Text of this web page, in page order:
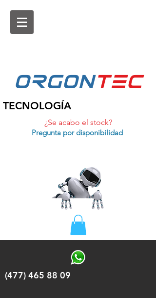
ORGONtEc
TECNOLOGÍA
¿Se acabo el stock?
Pregunta por disponibilidad
(477) 465 88 09